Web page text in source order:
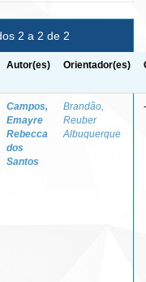
2 a 2 de 2
Autor(es) Orientador(es)
Campos,
Emayre
Rebecca
dos
Santos
Brandão,
Reuber
Albuquerque
-